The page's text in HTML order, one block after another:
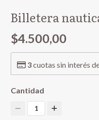
Billetera
$4.500,00
3cuotas sin interés
Cantidad
1